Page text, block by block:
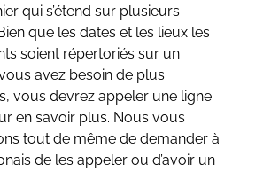
qui s’étend sur plusieurs
que les dates et les lieux les
soient répertoriés sur un
avez besoin de plus
vous devrez appeler une ligne
en savoir plus. Nous vous
tout de même de demander à
de les appeler ou d’avoir un